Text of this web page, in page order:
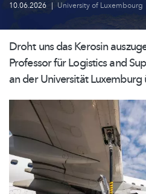
10.06.2026 | University of Luxembourg
Droht uns das Kerosin
Professor für Logistics and
an der Universität